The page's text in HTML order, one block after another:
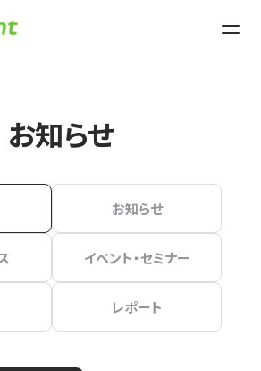
お知らせ
お知らせ
イベント・セミナー
レポート